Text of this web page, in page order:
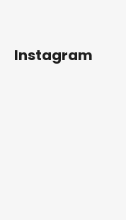
Instagram